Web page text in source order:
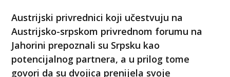
Austrijski privrednici koji učestvuju na
Austrijsko-srpskom privrednom forumu na
Јahorini prepoznali su Srpsku kao
potencijalnog partnera, a u prilog tome
govori da su dvojica prenijela svoje